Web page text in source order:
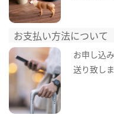
お支払い方法について
お申し込
送り致しま